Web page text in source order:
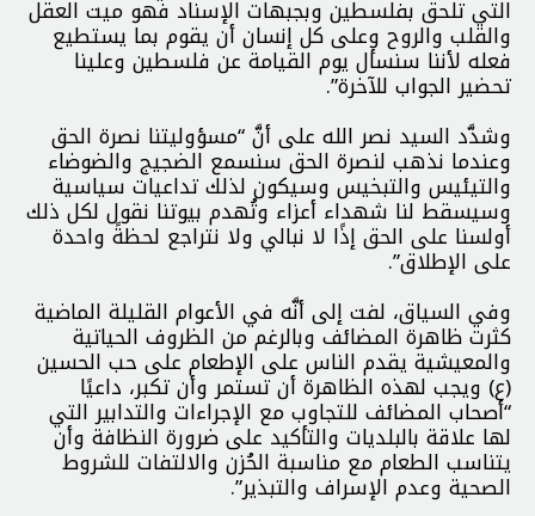
التي تلحق بفلسطين وبجبهات الإسناد فهو ميت العقل
والقلب والروح وعلى كل إنسان أن يقوم بما يستطيع
فعله لأننا سنسأل يوم القيامة عن فلسطين وعلينا
تحضير الجواب للآخرة”.
وشدَّد السيد نصر الله على أنَّ “مسؤوليتنا نصرة الحق
وعندما نذهب لنصرة الحق سنسمع الضجيج والضوضاء
والتيئيس والتبخيس وسيكون لذلك تداعيات سياسية
وسيسقط لنا شهداء أعزاء وتُهدم بيوتنا نقول لكل ذلك
أولسنا على الحق إذًا لا نبالي ولا نتراجع لحظةً واحدة
على الإطلاق”.
وفي السياق، لفت إلى أنَّه في الأعوام القليلة الماضية
كثرت ظاهرة المضائف وبالرغم من الظروف الحياتية
والمعيشية يقدم الناس على الإطعام على حب الحسين
(ع) ويجب لهذه الظاهرة أن تستمر وأن تكبر، داعيًا
“أصحاب المضائف للتجاوب مع الإجراءات والتدابير التي
لها علاقة بالبلديات والتأكيد على ضرورة النظافة وأن
يتناسب الطعام مع مناسبة الحُزن والالتفات للشروط
الصحية وعدم الإسراف والتبذير”.